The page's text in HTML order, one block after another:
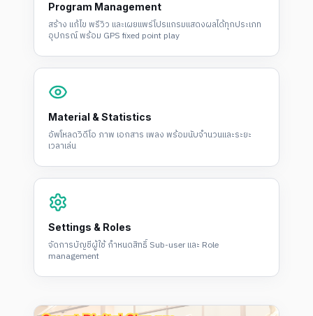
Program Management
สร้าง แก้ไข พรีวิว และเผยแพร่โปรแกรมแสดงผลได้ทุกประเภท
อุปกรณ์ พร้อม GPS fixed point play
Material & Statistics
อัพโหลดวิดีโอ ภาพ เอกสาร เพลง พร้อมนับจำนวนและระยะ
เวลาเล่น
Settings & Roles
จัดการบัญชีผู้ใช้ กำหนดสิทธิ์ Sub-user และ Role
management